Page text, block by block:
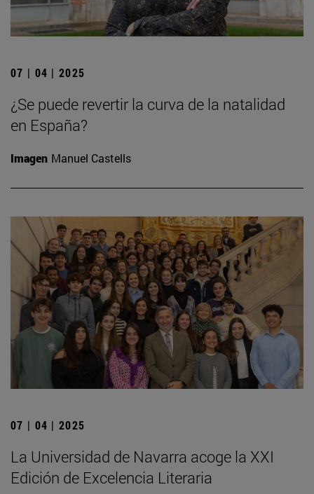
07 | 04 | 2025
¿Se puede revertir la curva de la natalidad
en España?
Imagen Manuel Castells
07 | 04 | 2025
La Universidad de Navarra acoge la XXI
Edición de Excelencia Literaria